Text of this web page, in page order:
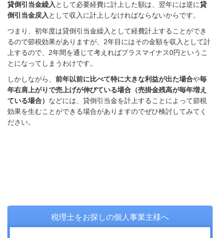
貸倒引当金繰入として必要経費に計上した額は、翌年には逆に貸
倒引当金戻入として収入に計上しなければならないからです。
つまり、初年度は貸倒引当金繰入として経費計上することができ
るので節税効果がありますが、2年目にはその金額を収入として計
上するので、2年間を通じて考えればプラスマイナス0円というこ
とになってしまうわけです。
しかしながら、 前年以前に比べて特に大きな利益が出た場合や毎
年右肩上がりで売上げが伸びている場合（売掛金残高が毎年増え
ている場合） などには、貸倒引当金を計上することによって節税
効果を生むことができる場合がありますのでぜひ検討してみてく
ださい。
税理士をお探しの個人事業主様へ